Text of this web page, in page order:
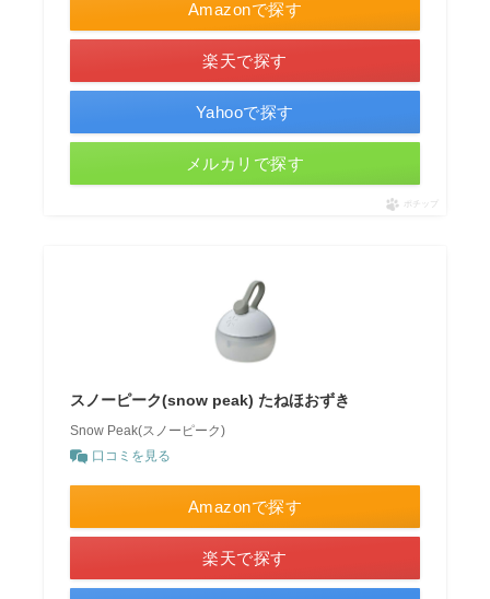
Amazonで探す
楽天で探す
Yahooで探す
メルカリで探す
ポチップ
スノーピーク(snow peak) たねほおずき
Snow Peak(スノーピーク)
口コミを見る
Amazonで探す
楽天で探す